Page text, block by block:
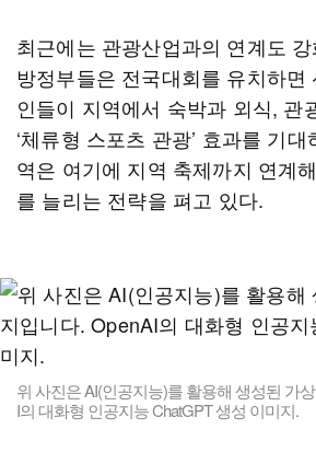
최근에는 관광산업과의 연계도
방정부들은 전국대회를 유치하면
인들이 지역에서 숙박과 외식, 관
‘체류형 스포츠 관광’ 효과를 기
역은 여기에 지역 축제까지 연계
를 늘리는 전략을 펴고 있다.
위 사진은 AI(인공지능)를 활용해 생성된 가
I의 대화형 인공지능 ChatGPT 생성 이미지.